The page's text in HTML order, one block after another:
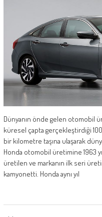
Dünyanın önde gelen otomobil
küresel çapta gerçekleştirdiği
bir kilometre taşına ulaşarak
Honda otomobil üretimine 1963
üretilen ve markanın ilk seri
kamyonetti. Honda aynı yıl